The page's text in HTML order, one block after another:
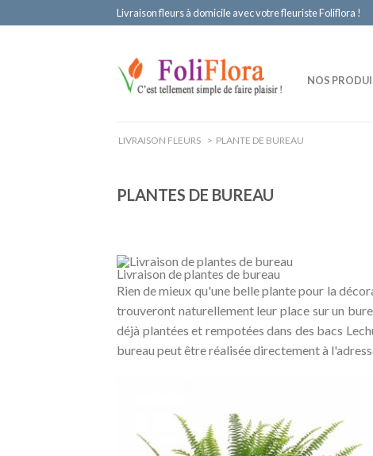
Livraison fleurs à domicile avec votre fleuriste Foliflora !
NOS
LIVRAISON FLEURS > PLANTE DE BUREAU
PLANTES DE BUREAU
Livraison de plantes de bureau
Rien de mieux qu'une belle plante pour la
trouveront naturellement leur place sur un
déjà plantées et rempotées dans des bacs
bureau peut être réalisée directement à